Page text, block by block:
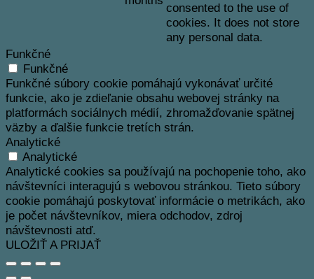
consented to the use of
cookies. It does not store
any personal data.
Funkčné
Funkčné
Funkčné súbory cookie pomáhajú vykonávať určité
funkcie, ako je zdieľanie obsahu webovej stránky na
platformách sociálnych médií, zhromažďovanie spätnej
väzby a ďalšie funkcie tretích strán.
Analytické
Analytické
Analytické cookies sa používajú na pochopenie toho, ako
návštevníci interagujú s webovou stránkou. Tieto súbory
cookie pomáhajú poskytovať informácie o metrikách, ako
je počet návštevníkov, miera odchodov, zdroj
návštevnosti atď.
ULOŽIŤ A PRIJAŤ